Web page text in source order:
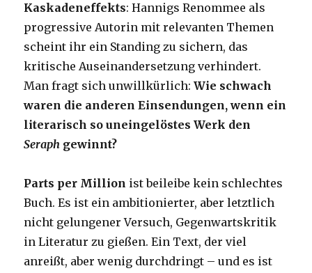
Kaskadeneffekts: Hannigs Renommee als
progressive Autorin mit relevanten Themen
scheint ihr ein Standing zu sichern, das
kritische Auseinandersetzung verhindert.
Man fragt sich unwillkürlich:Wie schwach
waren die anderen Einsendungen, wenn ein
literarisch so uneingelöstes Werk den
Seraph gewinnt?
Parts per Million ist beileibe kein schlechtes
Buch. Es ist ein ambitionierter, aber letztlich
nicht gelungener Versuch, Gegenwartskritik
in Literatur zu gießen. Ein Text, der viel
anreißt, aber wenig durchdringt – und es ist